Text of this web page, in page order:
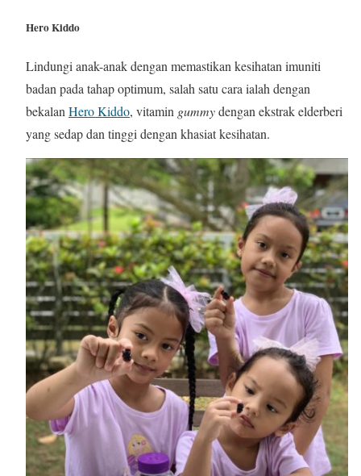
Hero Kiddo
Lindungi anak-anak dengan memastikan kesihatan imuniti
badan pada tahap optimum, salah satu cara ialah dengan
bekalanHero Kiddo, vitamin gummydengan ekstrak elderberi
yang sedap dan tinggi dengan khasiat kesihatan.